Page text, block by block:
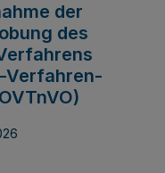
der
des
Verfahren-